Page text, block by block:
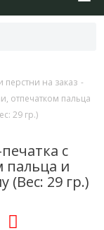
перстни на заказ -
отпечатком пальца
29 гр.)
с
пальца и
(Вес: 29 гр.)